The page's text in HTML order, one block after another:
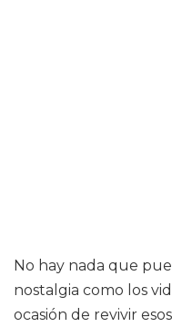
No hay nada que
nostalgia como los
ocasión de revivir